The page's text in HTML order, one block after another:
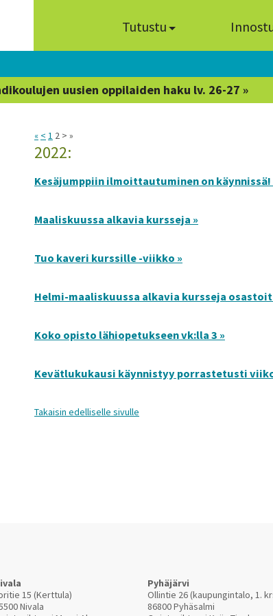
Tutustu
uusien oppilaiden haku lv. 26-27 »
« < 1 2 > »
2022:
Kesäjumppiin ilmoittautuminen on käynnissä!
Maaliskuussa alkavia kursseja »
Tuo kaveri kurssille -viikko »
Helmi-maaliskuussa alkavia kursseja
Koko opisto lähiopetukseen vk:lla 3 »
Kevätlukukausi käynnistyy porrastetusti
Takaisin edelliselle sivulle
15 (Kerttula)
Nivala
Pyhäjärvi
Ollintie 26 (kaupungintalo, 1.
86800 Pyhäsalmi